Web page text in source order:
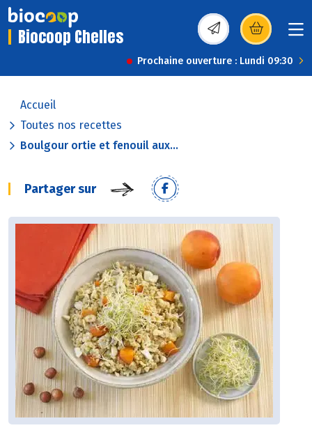
Biocoop Chelles (s’ouvre dans une
Prochaine ouverture : Lundi 09:30
Accueil
Toutes nos recettes
Boulgour ortie et fenouil aux...
Partager sur